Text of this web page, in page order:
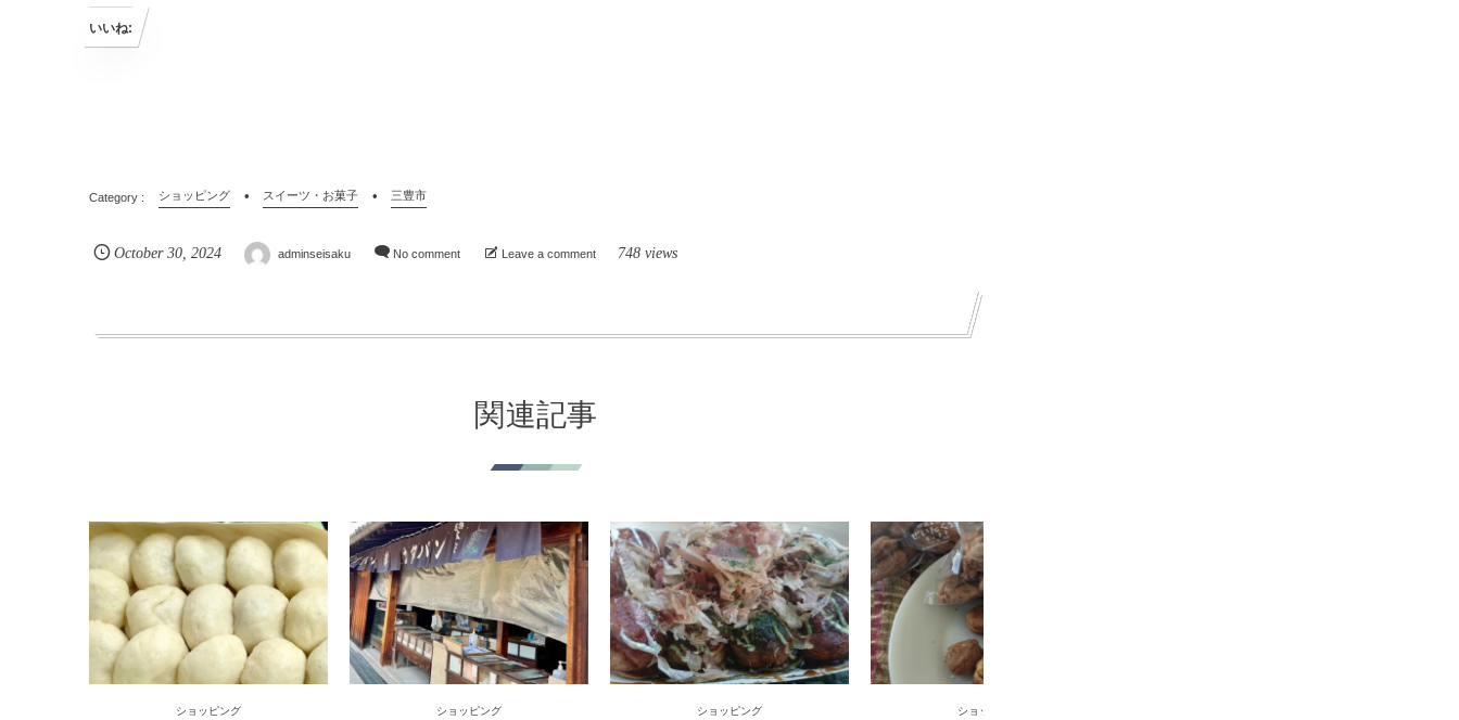
いいね:
ショッピング スイーツ・お菓子 三豊市
October 30,2024 adminseisaku No comment Leave a comment 748 views
関連記事
ショッピング ショッピング ショッピング ショッピング